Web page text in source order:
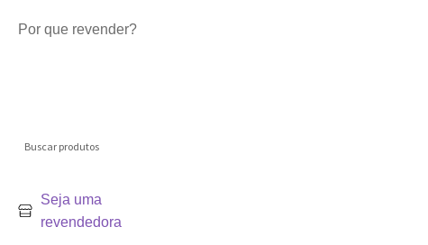
Por que revender?
Seja uma
revendedora